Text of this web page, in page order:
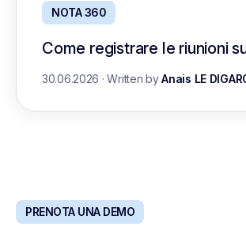
NOTA 360
Come registrare le riunioni
30.06.2026 ·Written byAnais LE
PRENOTA UNA DEMO